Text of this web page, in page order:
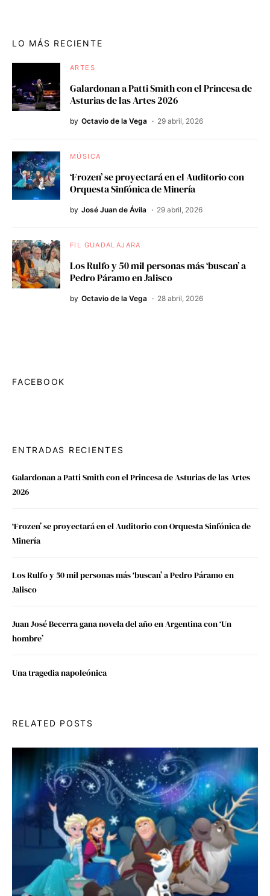
LO MÁS RECIENTE
ARTES
Galardonan a Patti Smith con el Princesa de
Asturias de las Artes 2026
by Octavio de la Vega 29 abril, 2026
MÚSICA
‘Frozen’ se proyectará en el Auditorio con
Orquesta Sinfónica de Minería
by José Juan de Ávila 29 abril, 2026
FIL GUADALAJARA
Los Rulfo y 50 mil personas más ‘buscan’ a
Pedro Páramo en Jalisco
by Octavio de la Vega 28 abril, 2026
FACEBOOK
ENTRADAS RECIENTES
Galardonan a Patti Smith con el Princesa de Asturias de las Artes
2026
‘Frozen’ se proyectará en el Auditorio con Orquesta Sinfónica de
Minería
Los Rulfo y 50 mil personas más ‘buscan’ a Pedro Páramo en
Jalisco
Juan José Becerra gana novela del año en Argentina con ‘Un
hombre’
Una tragedia napoleónica
RELATED POSTS